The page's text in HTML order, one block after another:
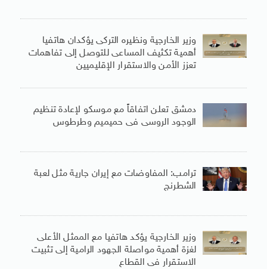
وزير الخارجية ونظيره التركى يؤكدان هاتفيا
أهمية تكثيف المساعى للتوصل إلى تفاهمات
تعزز الأمن والاستقرار الإقليميين
دمشق تعلن اتفاقاً مع موسكو لإعادة تنظيم
الوجود الروسى فى حميميم وطرطوس
ترامب: المفاوضات مع إيران جارية مثل لعبة
الشطرنج
وزير الخارجية يؤكد هاتفيا مع الممثل الأعلى
لغزة أهمية مواصلة الجهود الرامية إلى تثبيت
الاستقرار فى القطاع